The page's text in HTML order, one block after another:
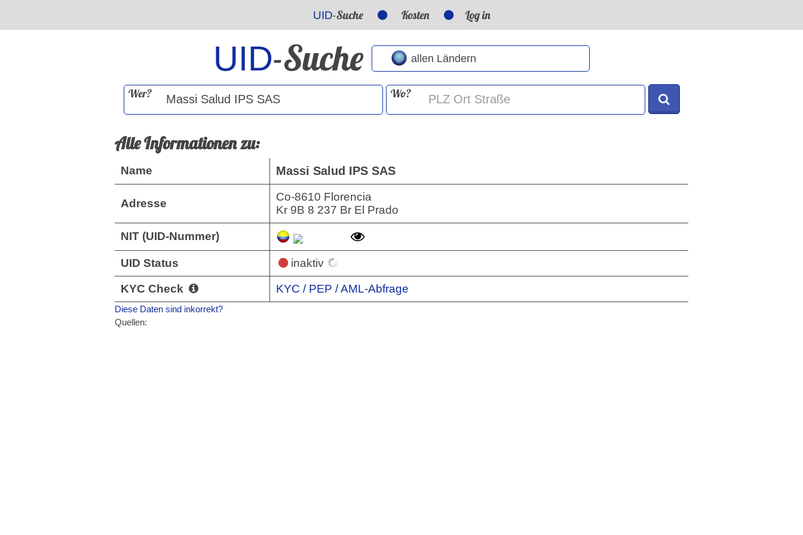
UID-Suche Kosten Log in
UID-Suche
Wer? Wo?
Alle Informationen zu:
Name Massi Salud IPS SAS
Adresse
Co-8610 Florencia
Kr 9B 8 237 Br El Prado
NIT (UID-Nummer)
UID Status inaktiv
KYC Check KYC / PEP / AML-Abfrage
Diese Daten sind inkorrekt?
Quellen: